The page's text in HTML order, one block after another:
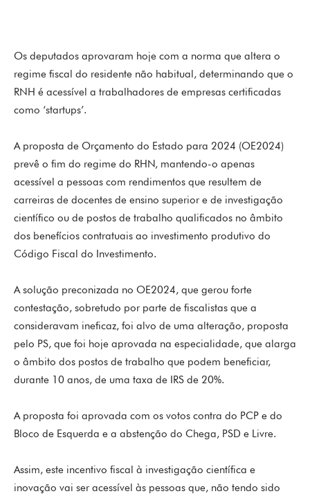
Os deputados aprovaram hoje com a norma que altera o
regime fiscal do residente não habitual, determinando que o
RNH é acessível a trabalhadores de empresas certificadas
como ‘startups’.
A proposta de Orçamento do Estado para 2024 (OE2024)
prevê o fim do regime do RHN, mantendo-o apenas
acessível a pessoas com rendimentos que resultem de
carreiras de docentes de ensino superior e de investigação
científico ou de postos de trabalho qualificados no âmbito
dos benefícios contratuais ao investimento produtivo do
Código Fiscal do Investimento.
A solução preconizada no OE2024, que gerou forte
contestação, sobretudo por parte de fiscalistas que a
consideravam ineficaz, foi alvo de uma alteração, proposta
pelo PS, que foi hoje aprovada na especialidade, que alarga
o âmbito dos postos de trabalho que podem beneficiar,
durante 10 anos, de uma taxa de IRS de 20%.
A proposta foi aprovada com os votos contra do PCP e do
Bloco de Esquerda e a abstenção do Chega, PSD e Livre.
Assim, este incentivo fiscal à investigação científica e
inovação vai ser acessível às pessoas que, não tendo sido